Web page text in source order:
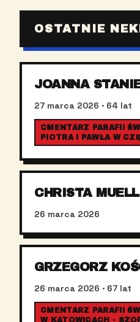
OSTATNIE
JOANNA
27 marca 2026 · 64 lat
CMENTARZ PARAFII
PIOTRA I PAWŁA W
CHRISTA
26 marca 2026
GRZEGORZ
26 marca 2026 · 67 lat
CMENTARZ PARAFII
W KATOWICACH -